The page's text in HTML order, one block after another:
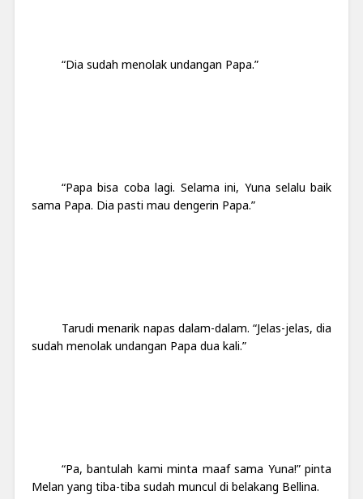
“Dia sudah menolak undangan Papa.”
“Papa bisa coba lagi. Selama ini, Yuna selalu baik
sama Papa. Dia pasti mau dengerin Papa.”
Tarudi menarik napas dalam-dalam. “Jelas-jelas, dia
sudah menolak undangan Papa dua kali.”
“Pa, bantulah kami minta maaf sama Yuna!” pinta
Melan yang tiba-tiba sudah muncul di belakang Bellina.